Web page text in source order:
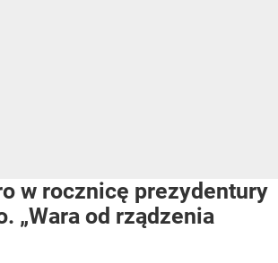
w rocznicę prezydentury
„Wara od rządzenia